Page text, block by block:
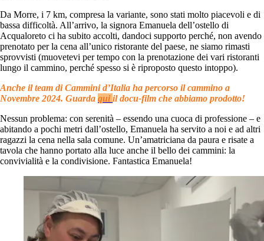
Da Morre, i 7 km, compresa la variante, sono stati molto piacevoli e di
bassa difficoltà. All’arrivo, la signora Emanuela dell’ostello di
Acqualoreto ci ha subito accolti, dandoci supporto perché, non avendo
prenotato per la cena all’unico ristorante del paese, ne siamo rimasti
sprovvisti (muovetevi per tempo con la prenotazione dei vari ristoranti
lungo il cammino, perché spesso si è riproposto questo intoppo).
Anche il team di Cammini d’Italia ha percorso il cammino a
Novembre 2024. Guarda quiil docu-film che abbiamo prodotto!
Nessun problema: con serenità – essendo una cuoca di professione – e
abitando a pochi metri dall’ostello, Emanuela ha servito a noi e ad altri
ragazzi la cena nella sala comune. Un’amatriciana da paura e risate a
tavola che hanno portato alla luce anche il bello dei cammini: la
convivialità e la condivisione. Fantastica Emanuela!